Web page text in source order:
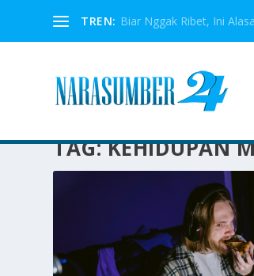
TREN: Biar Nggak Ribet, Ini
TAG:KEHIDUPAN